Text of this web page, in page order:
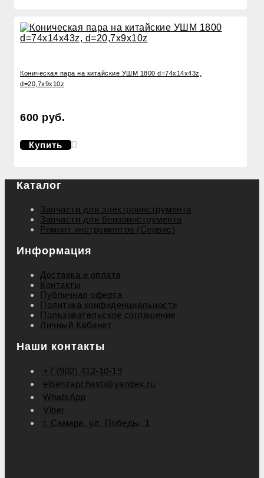
Коническая пара на китайские УШМ 1800 d=74х14х43z,
d=20,7х9х10z
600 руб.
Купить
Каталог
Запчасти для электроинструмента
Запчасти для бензоинструмента
Ремонт инструментов (Сервис)
Информация
Доставка и оплата
Контакты
Публичная оферта
Политика конфиденциальности
Пользовательское соглашение
Личный Кабинет
Наши контакты
+7 (902) 412-10-19
elbenzapchasti@yandex.ru
WhatsApp
Viber
г. Самара, ул. Победы, 1